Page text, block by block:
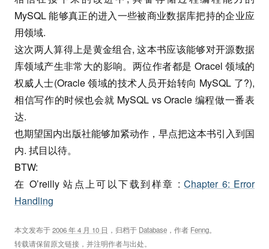
MySQL 能够真正的进入一些被商业数据库把持的企业应
用领域.
这次两人算得上是黄金组合, 这本书应该能够对开源数据
库领域产生非常大的影响。两位作者都是 Oracel 领域的
权威人士(Oracle 领域的技术人员开始转向 MySQL 了?),
相信写作的时候也会就 MySQL vs Oracle 编程做一番表
达.
也期望国内出版社能够加紧动作，早点把这本书引入到国
内. 拭目以待。
BTW:
在 O’reilly 站点上可以下载到样章 :Chapter 6: Error
Handling
本文发布于2006 年 4 月 10 日 ，归档于 Database ，作者 Fenng。
转载请保留原文链接，并注明作者与出处。